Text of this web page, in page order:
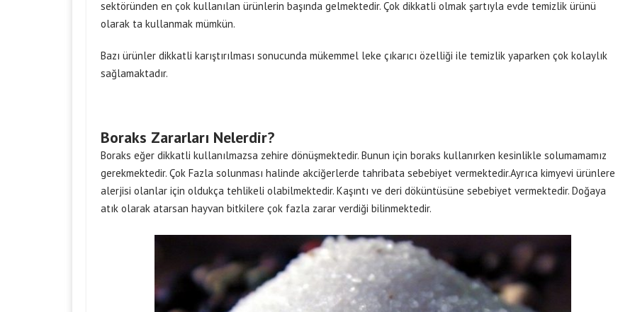
sektöründen en çok kullanılan ürünlerin başında gelmektedir. Çok dikkatli olmak şartıyla evde temizlik ürünü
olarak ta kullanmak mümkün.
Bazı ürünler dikkatli karıştırılması sonucunda mükemmel leke çıkarıcı özelliği ile temizlik yaparken çok kolaylık
sağlamaktadır.
Boraks Zararları Nelerdir?
Boraks eğer dikkatli kullanılmazsa zehire dönüşmektedir. Bunun için boraks kullanırken kesinlikle solumamamız
gerekmektedir. Çok Fazla solunması halinde akciğerlerde tahribata sebebiyet vermektedir.Ayrıca kimyevi ürünlere
alerjisi olanlar için oldukça tehlikeli olabilmektedir. Kaşıntı ve deri döküntüsüne sebebiyet vermektedir. Doğaya
atık olarak atarsan hayvan bitkilere çok fazla zarar verdiği bilinmektedir.